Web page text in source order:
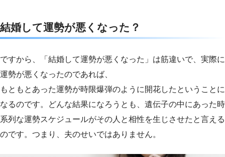
結婚して運勢が悪くなった？
ですから、「結婚して運勢が悪くなった」は筋違いで、実際に
運勢が悪くなったのであれば、
もともとあった運勢が時限爆弾のように開花したということに
なるのです。どんな結果になろうとも、遺伝子の中にあった時
系列な運勢スケジュールがその人と相性を生じさせたと言える
のです。つまり、夫のせいではありません。